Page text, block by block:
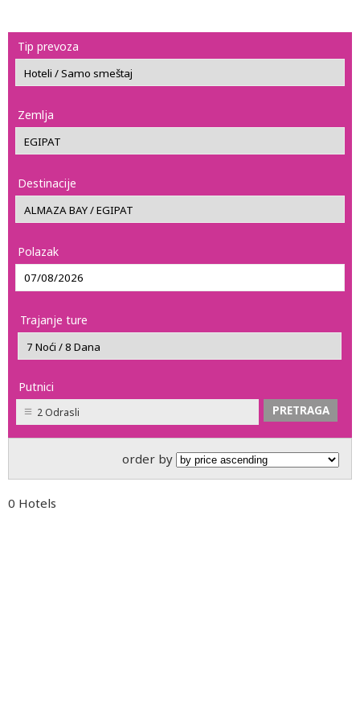
Tip prevoza
Zemlja
Destinacije
Polazak
Trajanje ture
Putnici
2 Odrasli
order by
0 Hotels